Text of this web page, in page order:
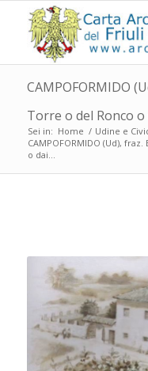
CAMPOFORMIDO
Torre o del Ronco o
Sei in: Home / Udine e
CAMPOFORMIDO (Ud),
o dai...